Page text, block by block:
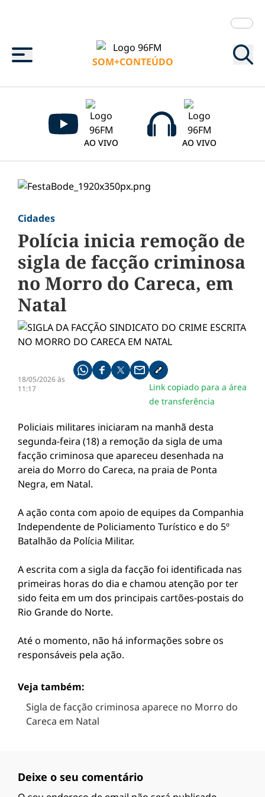
Menu
SOM+CONTEÚDO
AO VIVO AO VIVO
Cidades
Polícia inicia remoção de
sigla de facção criminosa
no Morro do Careca, em
Natal
18/05/2026 às
11:17
Compartilhe pelo whatsapp
Compartilhar no facebook
Compartilhar no twitter
Compartilhe pelo email
Copiar link da notícia
Link copiado para a área
de transferência
Policiais militares iniciaram na manhã desta
segunda-feira (18) a remoção da sigla de uma
facção criminosa que apareceu desenhada na
areia do Morro do Careca, na praia de Ponta
Negra, em Natal.
A ação conta com apoio de equipes da Companhia
Independente de Policiamento Turístico e do 5º
Batalhão da Polícia Militar.
A escrita com a sigla da facção foi identificada nas
primeiras horas do dia e chamou atenção por ter
sido feita em um dos principais cartões-postais do
Rio Grande do Norte.
Até o momento, não há informações sobre os
responsáveis pela ação.
Veja também:
Sigla de facção criminosa aparece no Morro do
Careca em Natal
Deixe o seu comentário